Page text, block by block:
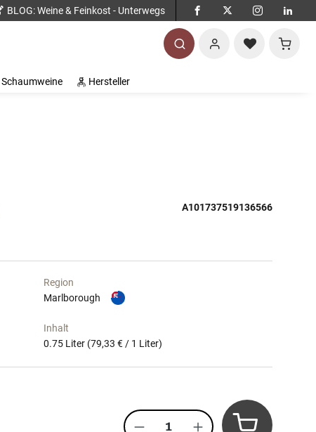
BLOG: Weine & Feinkost - Unterwegs
Schaumweine Hersteller
A101737519136566
Region
Marlborough
Inhalt
0.75 Liter (79,33 € / 1 Liter)
Produkt Anzahl: Gib den